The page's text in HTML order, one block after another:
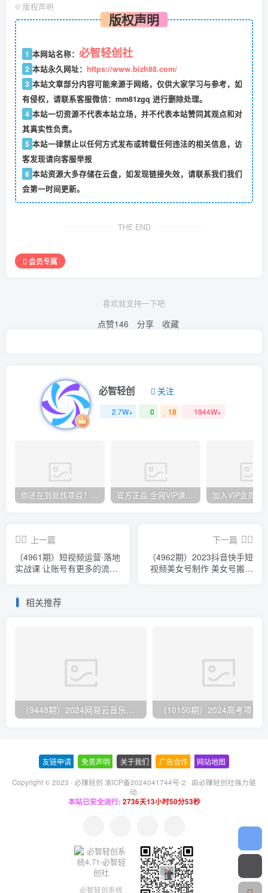
© 版权声明
版权声明
1 本网站名称： 必智轻创社
2 本站永久网址： https://www.bizh88.com/
3 本站文章部分内容可能来源于网络，仅供大家学习与参考，如
有侵权，请联系客服微信：mm81zgq 进行删除处理。
4 本站一切资源不代表本站立场，并不代表本站赞同其观点和对
其真实性负责。
5 本站一律禁止以任何方式发布或转载任何违法的相关信息，访
客发现请向客服举报
6 本站资源大多存储在云盘，如发现链接失效，请联系我们我们
会第一时间更新。
THE END
会员专属
喜欢就支持一下吧
点赞146 分享 收藏
必智轻创 关注
2.7W+ 0 18 1944W+
你还在到处找项目？还在当韭菜？我却靠卖项目一个月赚5万，曾经我也和你一样懵懂。 官方正品 全网VIP课程 无损下载~
上一篇
（4961期）短视频运营·落地
实战课 让账号有更多的流量
下一篇
（4962期）2023抖音快手短
视频美女号制作 美女号搬运
相关推荐
（9448期）2024网易云音乐人挂机项目，单机日入150+，无脑月入5000+
友链申请 免责声明 关于我们 广告合作 网站地图
Copyright © 2023 · 必赚轻创 渝ICP备2024041744号-2 · 由必赚轻创社强力驱
动.
本站已安全运行: 2736天13小时50分53秒
必智轻创系统